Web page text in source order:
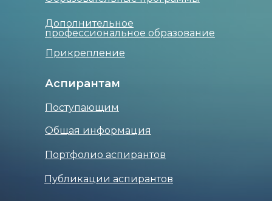
Дополнительное
профессиональное образование
Прикрепление
Аспирантам
Поступающим
Общая информация
Портфолио аспирантов
Публикации аспирантов